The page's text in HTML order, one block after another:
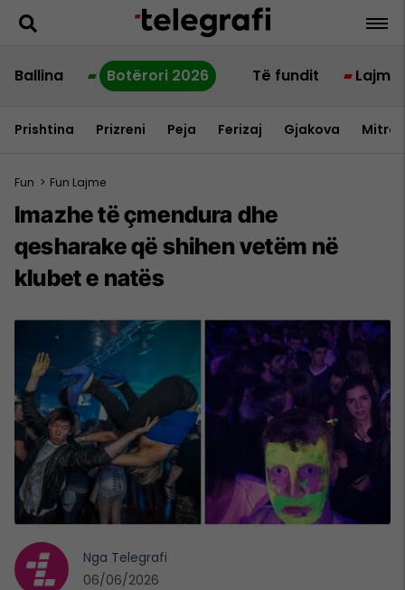
Ballina Botërori 2026 Të fundit Lajme
Prishtina Prizreni Peja Ferizaj Gjakova
Fun > Fun Lajme
Imazhe të çmendura dhe
qesharake që shihen vetëm në
klubet e natës
Nga Telegrafi
06/06/2026